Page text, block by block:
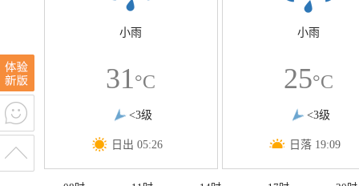
小雨
31°C
<3级
日出 05:26
小雨
25°C
<3级
日落 19:09